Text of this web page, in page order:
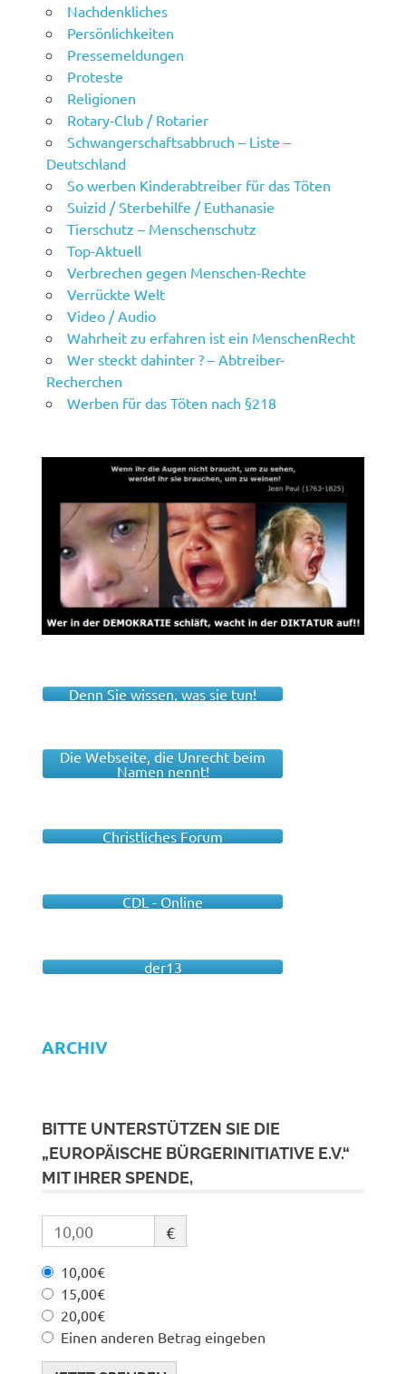
Nachdenkliches
Persönlichkeiten
Pressemeldungen
Proteste
Religionen
Rotary-Club / Rotarier
Schwangerschaftsabbruch – Liste –
Deutschland
So werben Kinderabtreiber für das Töten
Suizid / Sterbehilfe / Euthanasie
Tierschutz – Menschenschutz
Top-Aktuell
Verbrechen gegen Menschen-Rechte
Verrückte Welt
Video / Audio
Wahrheit zu erfahren ist ein MenschenRecht
Wer steckt dahinter ? – Abtreiber-
Recherchen
Werben für das Töten nach §218
Denn Sie wissen, was sie tun!
Die Webseite, die Unrecht beim
Namen nennt!
Christliches Forum
CDL - Online
der13
ARCHIV
BITTE UNTERSTÜTZEN SIE DIE
„EUROPÄISCHE BÜRGERINITIATIVE E.V.“
MIT IHRER SPENDE,
€
10,00€
15,00€
20,00€
Einen anderen Betrag eingeben